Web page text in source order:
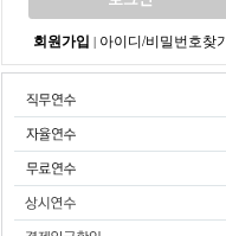
회원가입 아이디/비밀번호찾기